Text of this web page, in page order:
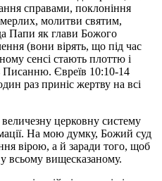
справами, поклоніння
молитви святим,
Папи як глави Божого
(вони вірять, що під час
сенсі стають плоттю і
Євреїв 10:10-14
раз приніс жертву на всі
церковну систему
На мою думку, Божий суд
вірою, а й заради того, щоб
всьому вищесказаному.